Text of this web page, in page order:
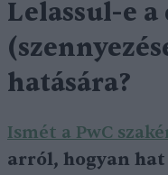
Lelassul-e
hatására?
Ismét a PwC
arról, hogyan